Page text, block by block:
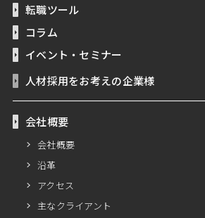
転職ツール
コラム
イベント・セミナー
人材採用をお考えの企業様
会社概要
会社概要
沿革
アクセス
主なクライアント